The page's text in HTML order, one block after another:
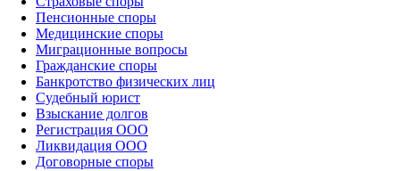
Пенсионные споры
Медицинские споры
Миграционные вопросы
Гражданские споры
Банкротство физических лиц
Судебный юрист
Взыскание долгов
Регистрация ООО
Ликвидация ООО
Договорные споры